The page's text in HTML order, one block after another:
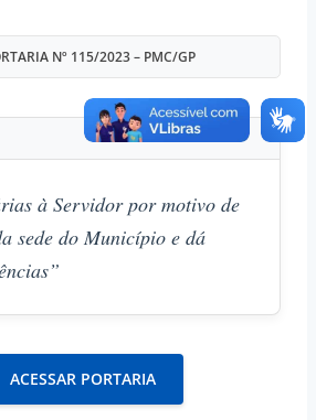
Nº 115/2023 – PMC/GP
à Servidor por motivo de
sede do Município e dá
ACESSAR PORTARIA